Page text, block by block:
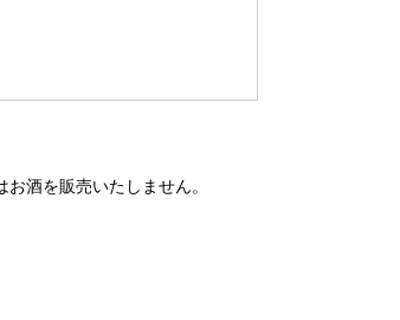
酒を販売いたしません。